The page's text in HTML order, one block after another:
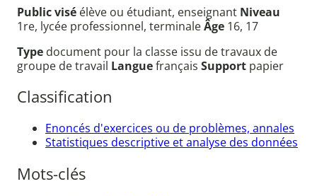
Public visé élève ou étudiant, enseignant Niveau
1re, lycée professionnel, terminaleÂge 16, 17
Type document pour la classe issu de travaux de
groupe de travail Languefrançais Support papier
Classification
Enoncés d'exercices ou de problèmes, annales
Statistiques descriptive et analyse des données
Mots-clés